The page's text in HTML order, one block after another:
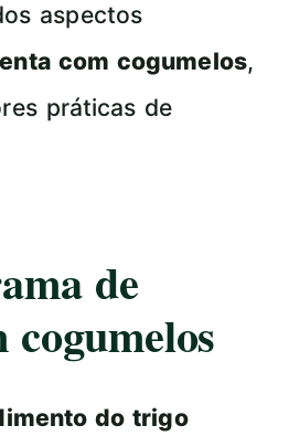
aspectos
com cogumelos,
práticas de
de
do trigo